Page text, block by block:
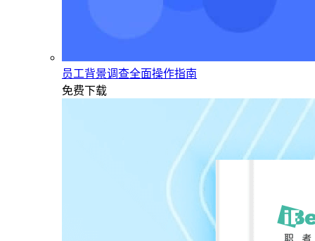
员工背景调查全面操作指南
免费下载